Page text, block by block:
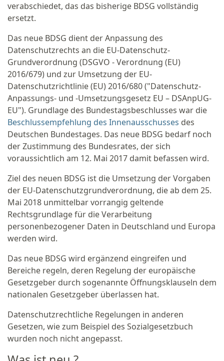
verabschiedet, das das bisherige BDSG vollständig
ersetzt.
Das neue BDSG dient der Anpassung des
Datenschutzrechts an die EU-Datenschutz-
Grundverordnung (DSGVO - Verordnung (EU)
2016/679) und zur Umsetzung der EU-
Datenschutzrichtlinie (EU) 2016/680 ("Datenschutz-
Anpassungs- und -Umsetzungsgesetz EU – DSAnpUG-
EU"). Grundlage des Bundestagsbeschlusses war die
Beschlussempfehlung des Innenausschusses des
Deutschen Bundestages. Das neue BDSG bedarf noch
der Zustimmung des Bundesrates, der sich
voraussichtlich am 12. Mai 2017 damit befassen wird.
Ziel des neuen BDSG ist die Umsetzung der Vorgaben
der EU-Datenschutzgrundverordnung, die ab dem 25.
Mai 2018 unmittelbar vorrangig geltende
Rechtsgrundlage für die Verarbeitung
personenbezogener Daten in Deutschland und Europa
werden wird.
Das neue BDSG wird ergänzend eingreifen und
Bereiche regeln, deren Regelung der europäische
Gesetzgeber durch sogenannte Öffnungsklauseln dem
nationalen Gesetzgeber überlassen hat.
Datenschutzrechtliche Regelungen in anderen
Gesetzen, wie zum Beispiel des Sozialgesetzbuch
wurden noch nicht angepasst.